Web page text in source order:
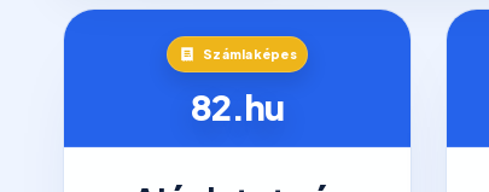
Számlaképes
82.hu